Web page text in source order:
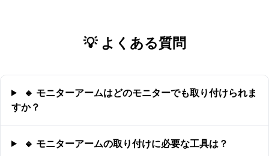
💡 よくある質問
🔹 モニターアームはどのモニターでも取り付けられま
すか？
🔹 モニターアームの取り付けに必要な工具は？